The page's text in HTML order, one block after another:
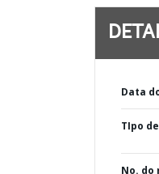
Data
TIpo
No.